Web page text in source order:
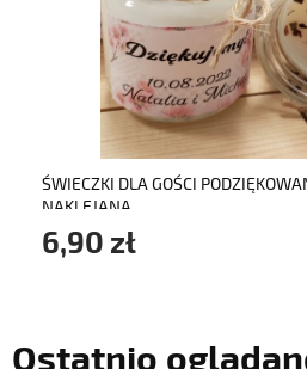
ŚWIECZKI DLA GOŚCI
NAKLEJANA
6,90 zł
do
Ostatnio